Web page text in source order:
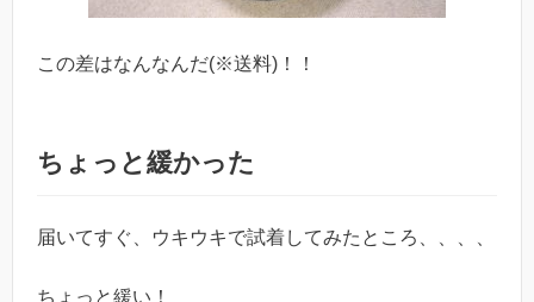
この差はなんなんだ(※送料)！！
ちょっと緩かった
届いてすぐ、ウキウキで試着してみたところ、、、、
ちょっと緩い！